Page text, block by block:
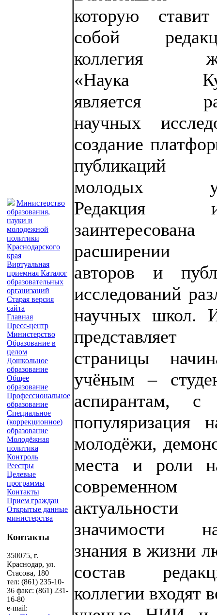
Министерство
образования,
науки и
молодежной
политики
Краснодарского
края
Виртуальная
приемная Каталог
образовательных
организаций
Старая версия
сайта
Главная
Пресс-центр
Министерство
Образование в
целом
Дошкольное
образование
Общее
образование
Профессиональное
образование
Специальное
(коррекционное)
образование
Молодёжная
политика
Контроль
Реестры
Целевые
программы
Контакты
Прием граждан
Открытые данные
министерства
Контакты
350075, г.
Краснодар, ул.
Стасова, 180
тел: (861) 235-10-
36 факс: (861) 231-
16-80
e-mail:
которую
собой
коллегия
«Наука
является
научных
создание
публикаций
молодых
Редакция
расширении
авторов и
исследований
научных школ.
страницы
учёным –
аспирантам, с
популяризация
молодёжи,
места и роли
современном
значимости
знания в жизни
состав
коллегии входят